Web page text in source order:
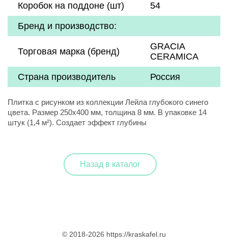
Коробок на поддоне (шт)
54
Бренд и производство:
Торговая марка (бренд)
GRACIA
CERAMICA
Страна производитель
Россия
Плитка с рисунком из коллекции Лейла глубокого синего
цвета. Размер 250х400 мм, толщина 8 мм. В упаковке 14
штук (1,4 м²). Создает эффект глубины
Назад в каталог
© 2018-2026 https://kraskafel.ru